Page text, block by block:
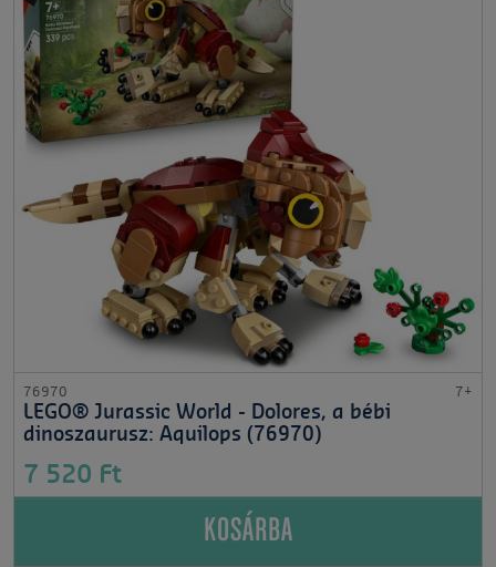
76970 7+
LEGO® Jurassic World - Dolores, a bébi
dinoszaurusz: Aquilops (76970)
7 520 Ft
KOSÁRBA